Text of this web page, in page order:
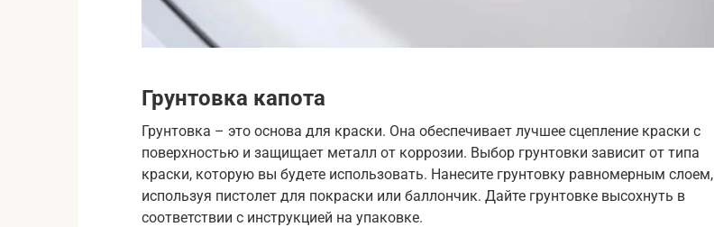
Грунтовка капота
Грунтовка – это основа для краски. Она обеспечивает лучшее сцепление краски с
поверхностью и защищает металл от коррозии. Выбор грунтовки зависит от типа
краски, которую вы будете использовать. Нанесите грунтовку равномерным слоем,
используя пистолет для покраски или баллончик. Дайте грунтовке высохнуть в
соответствии с инструкцией на упаковке.